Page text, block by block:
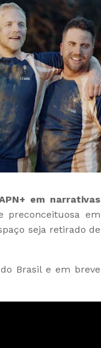
em narrativas
preconceituosa em
seja retirado de
Brasil e em breve